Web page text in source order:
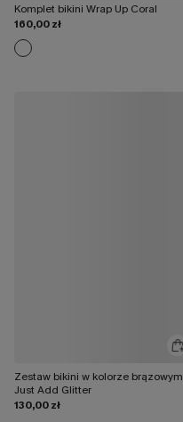
Komplet bikini Wrap Up Coral
160,00 zł
Zestaw bikini w kolorze brązowym
Just Add Glitter
130,00 zł